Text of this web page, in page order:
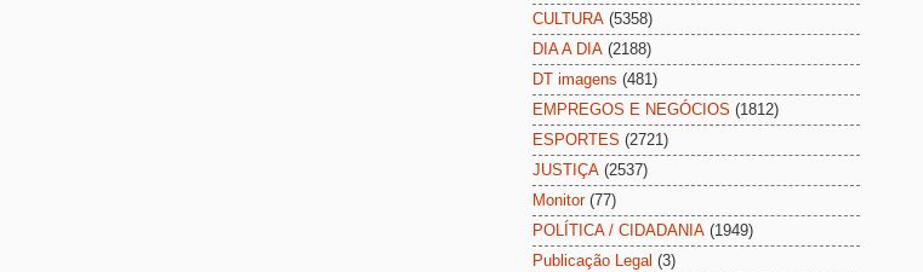
CULTURA (5358)
DIA A DIA (2188)
DT imagens (481)
EMPREGOS E NEGÓCIOS (1812)
ESPORTES (2721)
JUSTIÇA (2537)
Monitor (77)
POLÍTICA / CIDADANIA (1949)
Publicação Legal (3)